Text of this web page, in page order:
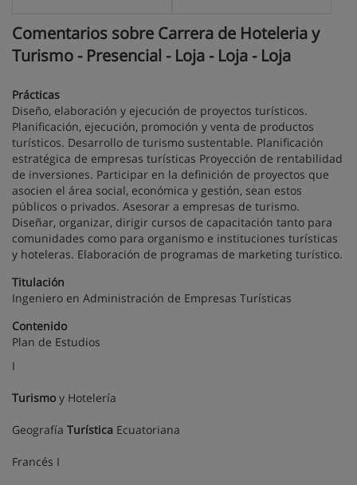
Comentarios sobre Carrera de Hoteleria y
Turismo - Presencial - Loja - Loja - Loja
Prácticas
Diseño, elaboración y ejecución de proyectos turísticos.
Planificación, ejecución, promoción y venta de productos
turísticos. Desarrollo de turismo sustentable. Planificación
estratégica de empresas turísticas Proyección de rentabilidad
de inversiones. Participar en la definición de proyectos que
asocien el área social, económica y gestión, sean estos
públicos o privados. Asesorar a empresas de turismo.
Diseñar, organizar, dirigir cursos de capacitación tanto para
comunidades como para organismo e instituciones turísticas
y hoteleras. Elaboración de programas de marketing turístico.
Titulación
Ingeniero en Administración de Empresas Turísticas
Contenido
Plan de Estudios
I
Turismo y Hotelería
Geografía Turística Ecuatoriana
Francés I